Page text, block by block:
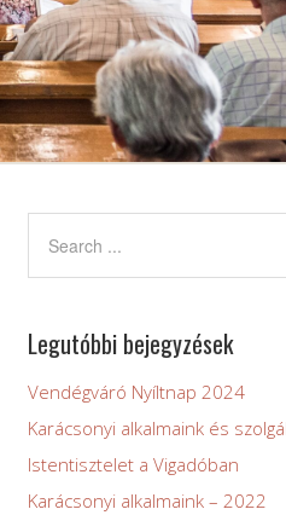
Legutóbbi bejegyzések
Vendégváró Nyíltnap 2024
Karácsonyi alkalmaink és
Istentisztelet a Vigadóban
Karácsonyi alkalmaink – 2022